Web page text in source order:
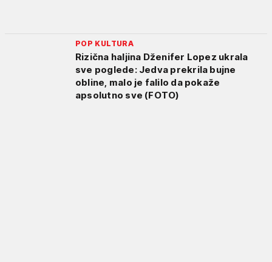
POP KULTURA
Rizična haljina Dženifer Lopez ukrala
sve poglede: Jedva prekrila bujne
obline, malo je falilo da pokaže
apsolutno sve (FOTO)